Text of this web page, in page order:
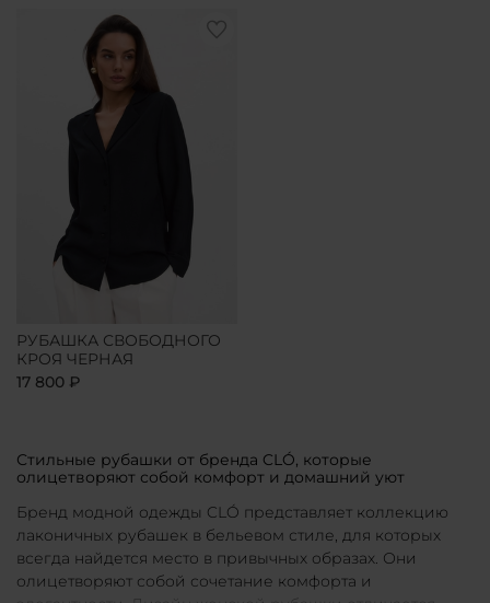
РУБАШКА СВОБОДНОГО
КРОЯ ЧЕРНАЯ
17 800 ₽
Стильные рубашки от бренда CLÓ, которые
олицетворяют собой комфорт и домашний уют
Бренд модной одежды CLÓ представляет коллекцию
лаконичных рубашек в бельевом стиле, для которых
всегда найдется место в привычных образах. Они
олицетворяют собой сочетание комфорта и